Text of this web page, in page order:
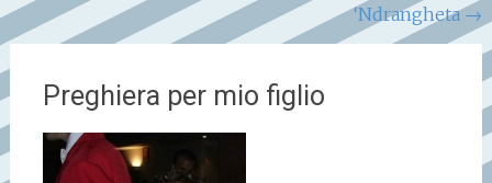
‘Ndrangheta→
Preghiera per mio figlio